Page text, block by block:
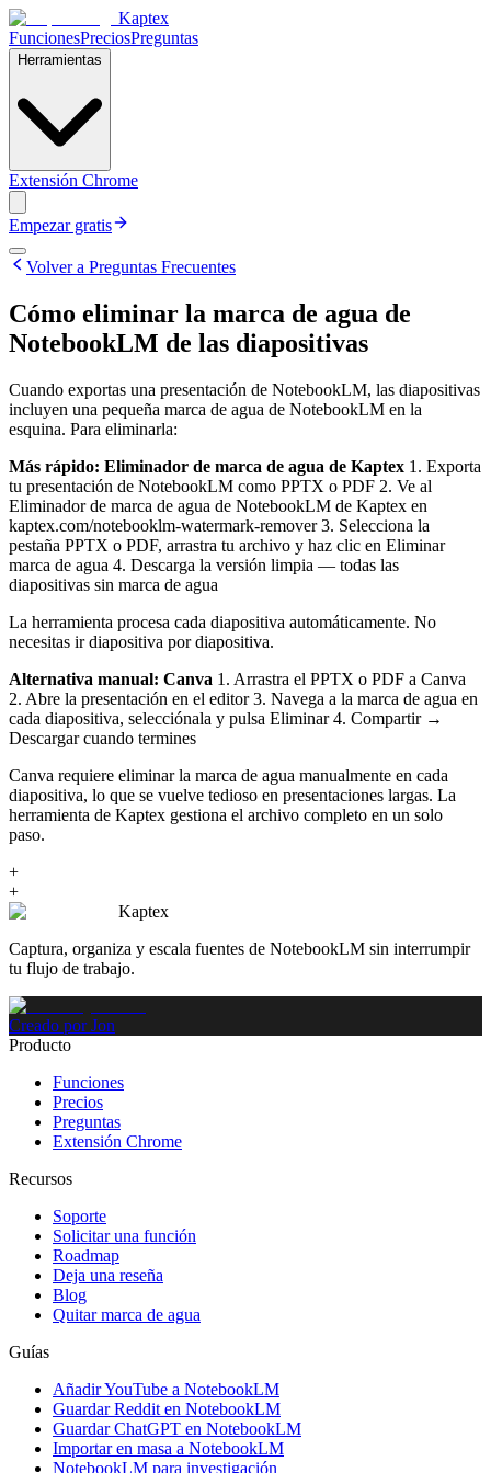
Kaptex
FuncionesPreciosPreguntas
Herramientas
Extensión Chrome
Empezar gratis
Volver a Preguntas Frecuentes
Cómo eliminar la marca de agua de
NotebookLM de las diapositivas
Cuando exportas una presentación de NotebookLM, las diapositivas
incluyen una pequeña marca de agua de NotebookLM en la
esquina. Para eliminarla:
Más rápido: Eliminador de marca de agua de Kaptex 1. Exporta
tu presentación de NotebookLM como PPTX o PDF 2. Ve al
Eliminador de marca de agua de NotebookLM de Kaptex en
kaptex.com/notebooklm-watermark-remover 3. Selecciona la
pestaña PPTX o PDF, arrastra tu archivo y haz clic en Eliminar
marca de agua 4. Descarga la versión limpia — todas las
diapositivas sin marca de agua
La herramienta procesa cada diapositiva automáticamente. No
necesitas ir diapositiva por diapositiva.
Alternativa manual: Canva 1. Arrastra el PPTX o PDF a Canva
2. Abre la presentación en el editor 3. Navega a la marca de agua en
cada diapositiva, selecciónala y pulsa Eliminar 4. Compartir →
Descargar cuando termines
Canva requiere eliminar la marca de agua manualmente en cada
diapositiva, lo que se vuelve tedioso en presentaciones largas. La
herramienta de Kaptex gestiona el archivo completo en un solo
paso.
+
+
Kaptex
Captura, organiza y escala fuentes de NotebookLM sin interrumpir
tu flujo de trabajo.
Creado por Jon
Producto
Funciones
Precios
Preguntas
Extensión Chrome
Recursos
Soporte
Solicitar una función
Roadmap
Deja una reseña
Blog
Quitar marca de agua
Guías
Añadir YouTube a NotebookLM
Guardar Reddit en NotebookLM
Guardar ChatGPT en NotebookLM
Importar en masa a NotebookLM
NotebookLM para investigación